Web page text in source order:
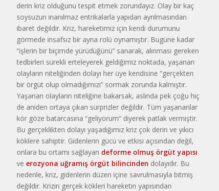
derin kriz olduğunu tespit etmek zorundayız. Olay bir kaç
soysu­zun inanılmaz entrikalarla yapıdan ayrılmasından
ibaret değildir. Kriz, hareketimiz için kendi durumunu
görmede insafsız bir ayna rolü oyna­mıştır. Bugüne kadar
“işlerin bir bi­çimde yürüdüğünü” sanarak, alınma­sı gereken
tedbirleri sürekli erteleye­rek geldiğimiz noktada, yaşanan
o­layların niteliğinden dolayı her üye kendisine “gerçekten
bir örgüt olup olmadığımızı” sormak zorunda kal­mıştır.
Yaşanan olayların niteliğine bakarsak, aslında pek çoğu hiç
de a­niden ortaya çıkan sürprizler değil­dir. Tüm yaşananlar
kör göze batarcasına “geliyorum” diyerek patlak vermiştir.
Bu gerçeklikten dolayı ya­şadığımız kriz çok derin ve yıkıcı
köklere sahiptir. Gidenlerin gücü ve etkisi açısından değil,
onlara bu or­tamı sağlayan deforme olmuş örgüt yapısı
ve erozyona uğramış örgüt bilincinden dolayıdır. Bu
nedenle, kriz, gidenlerin düzen içine savrul­masıyla bitmiş
değildir. Krizin ger­çek kökleri hareketin yapısından